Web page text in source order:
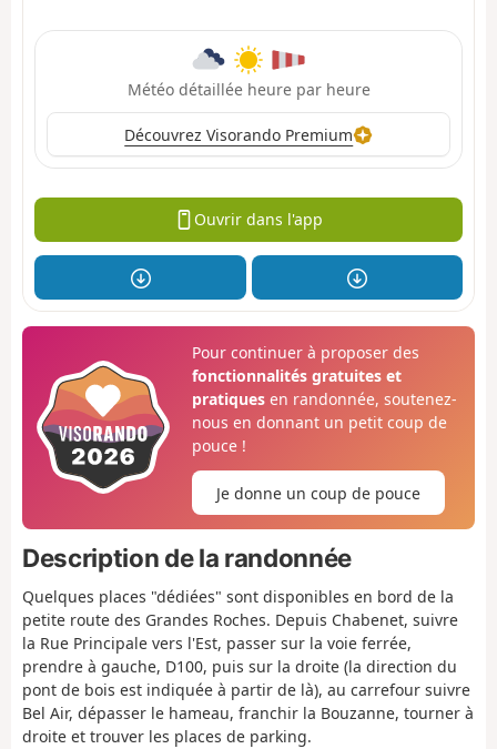
Météo détaillée heure par heure
Découvrez Visorando Premium
Ouvrir dans l'app
Pour continuer à proposer des
fonctionnalités gratuites et
pratiquesen randonnée, soutenez-
nous en donnant un petit coup de
pouce !
Je donne un coup de pouce
Description de la randonnée
Quelques places "dédiées" sont disponibles en bord de la
petite route des Grandes Roches. Depuis Chabenet, suivre
la Rue Principale vers l'Est, passer sur la voie ferrée,
prendre à gauche, D100, puis sur la droite (la direction du
pont de bois est indiquée à partir de là), au carrefour suivre
Bel Air, dépasser le hameau, franchir la Bouzanne, tourner à
droite et trouver les places de parking.